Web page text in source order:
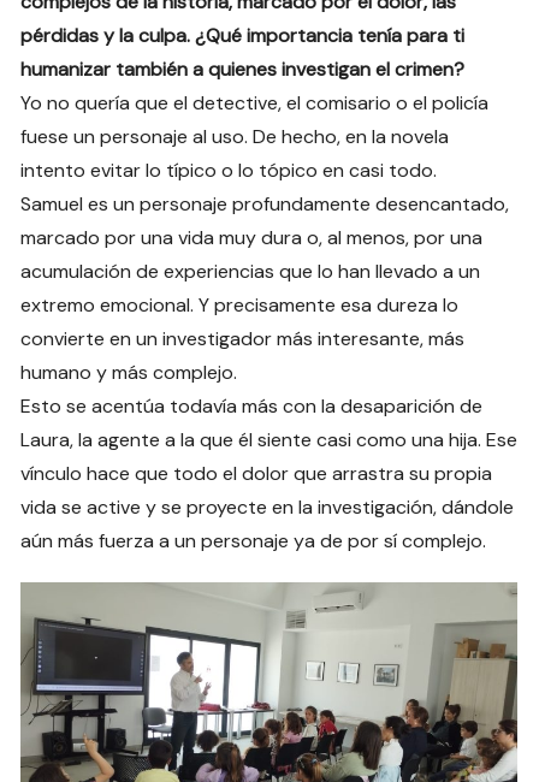
pérdidas y la culpa. ¿Qué importancia tenía para ti
humanizar también a quienes investigan el crimen?
Yo no quería que el detective, el comisario o el policía
fuese un personaje al uso. De hecho, en la novela
intento evitar lo típico o lo tópico en casi todo.
Samuel es un personaje profundamente desencantado,
marcado por una vida muy dura o, al menos, por una
acumulación de experiencias que lo han llevado a un
extremo emocional. Y precisamente esa dureza lo
convierte en un investigador más interesante, más
humano y más complejo.
Esto se acentúa todavía más con la desaparición de
Laura, la agente a la que él siente casi como una hija. Ese
vínculo hace que todo el dolor que arrastra su propia
vida se active y se proyecte en la investigación, dándole
aún más fuerza a un personaje ya de por sí complejo.